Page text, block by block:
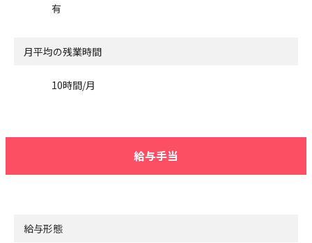
有
月平均の残業時間
10時間/月
給与手当
給与形態